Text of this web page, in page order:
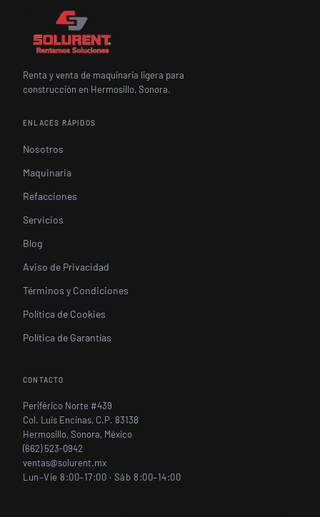
Renta y venta de maquinaria ligera para
construcción en Hermosillo, Sonora.
ENLACES RÁPIDOS
Nosotros
Maquinaria
Refacciones
Servicios
Blog
Aviso de Privacidad
Términos y Condiciones
Política de Cookies
Política de Garantías
CONTACTO
Periférico Norte #439
Col. Luis Encinas, C.P. 83138
Hermosillo, Sonora, México
(662) 523-0942
ventas@solurent.mx
Lun–Vie 8:00–17:00 · Sáb 8:00–14:00